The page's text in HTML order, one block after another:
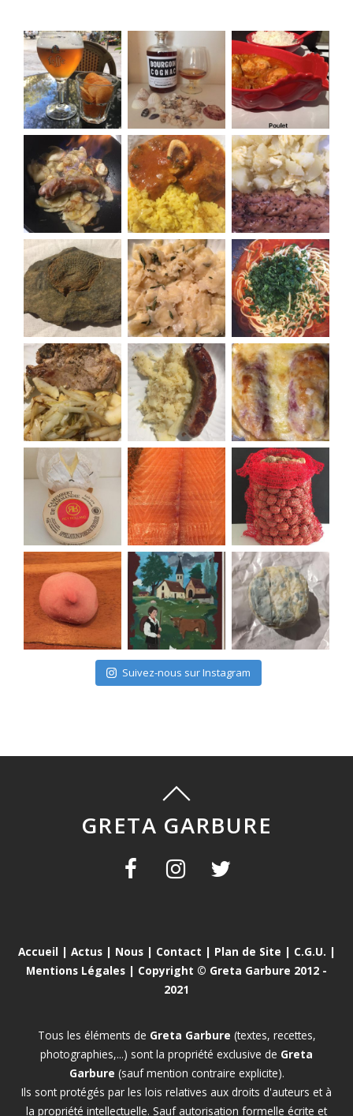
Suivez-nous sur Instagram
GRETA GARBURE
Accueil | Actus| Nous| Contact | Plan de Site | C.G.U. |
Mentions Légales | Copyright © Greta Garbure 2012 -
2021
Tous les éléments de Greta Garbure (textes, recettes,
photographies,...) sont la propriété exclusive de Greta
Garbure (sauf mention contraire explicite).
Ils sont protégés par les lois relatives aux droits d'auteurs et à
la propriété intellectuelle. Sauf autorisation formelle écrite et